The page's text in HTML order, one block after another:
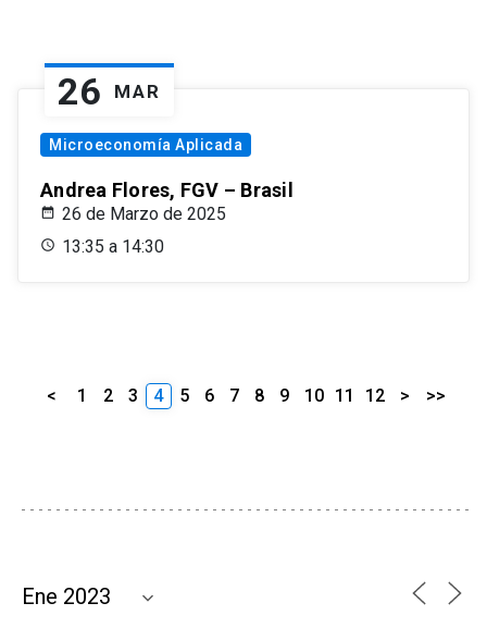
26 MAR
Microeconomía Aplicada
Andrea Flores, FGV – Brasil
26 de Marzo de 2025
13:35 a 14:30
< 1 2 3 4 5 6 7 8 9 10 11 12 > >>